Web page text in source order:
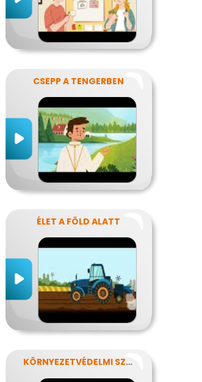
CSEPP A TENGERBEN
ÉLET A FÖLD ALATT
KÖRNYEZETVÉDELMI SZUPERHŐSÖK